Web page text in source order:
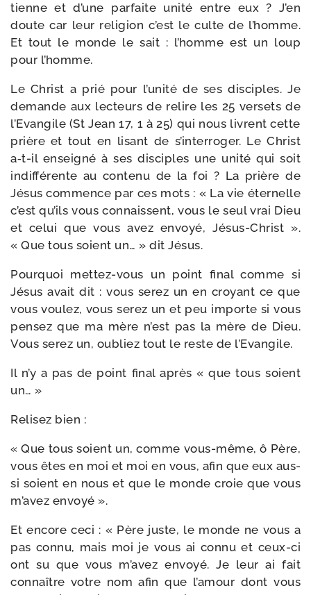
tienne et d’une par­faite uni­té entre eux ? J’en
doute car leur reli­gion c’est le culte de l’homme.
Et tout le monde le sait : l’homme est un loup
pour l’homme.
Le Christ a prié pour l’u­ni­té de ses dis­ciples. Je
demande aux lec­teurs de relire les 25 ver­sets de
l’Evangile (St Jean 17, 1 à 25) qui nous livrent cette
prière et tout en lisant de s’in­ter­ro­ger. Le Christ
a‑t-​il ensei­gné à ses dis­ciples une uni­té qui soit
indif­fé­rente au conte­nu de la foi ? La prière de
Jésus com­mence par ces mots : « La vie éter­nelle
c’est qu’ils vous connaissent, vous le seul vrai Dieu
et celui que vous avez envoyé, Jésus-​Christ ».
« Que tous soient un… » dit Jésus.
Pourquoi mettez-​vous un point final comme si
Jésus avait dit : vous serez un en croyant ce que
vous vou­lez, vous serez un et peu importe si vous
pen­sez que ma mère n’est pas la mère de Dieu.
Vous serez un, oubliez tout le reste de l’Evangile.
Il n’y a pas de point final après « que tous soient
un… »
Relisez bien :
« Que tous soient un, comme vous-​même, ô Père,
vous êtes en moi et moi en vous, afin que eux aus­
si soient en nous et que le monde croie que vous
m’a­vez envoyé ».
Et encore ceci : « Père juste, le monde ne vous a
pas connu, mais moi je vous ai connu et ceux-​ci
ont su que vous m’a­vez envoyé. Je leur ai fait
connaître votre nom afin que l’a­mour dont vous